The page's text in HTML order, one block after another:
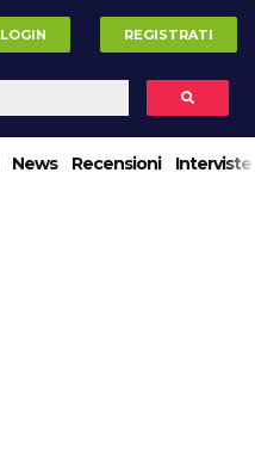
LOGIN REGISTRATI
News Recensioni Interviste